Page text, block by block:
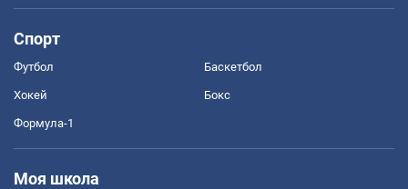
Спорт
Футбол Баскетбол
Хокей Бокс
Формула-1
Моя школа